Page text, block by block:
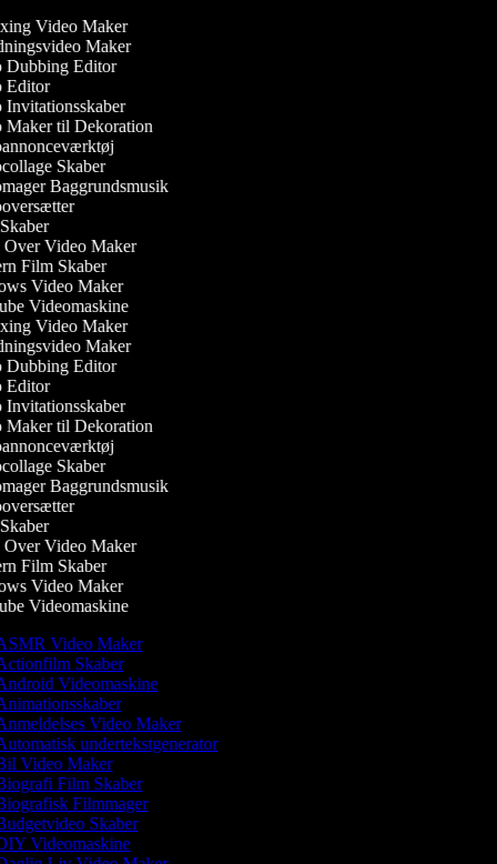
Video Maker
Maker
Editor
til Dekoration
Skaber
Baggrundsmusik
Video Maker
Film Skaber
Video Maker
Videomaskine
Video Maker
Maker
Editor
til Dekoration
Skaber
Baggrundsmusik
Video Maker
Film Skaber
Video Maker
Videomaskine
Video Maker
Skaber
Videomaskine
Video Maker
undertekstgenerator
Video Maker
Film Skaber
Filmmager
Skaber
Videomaskine